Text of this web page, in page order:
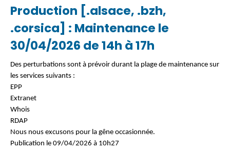
Production [.alsace, .bzh,
.corsica] : Maintenance le
30/04/2026 de 14h à 17h
Des perturbations sont à prévoir durant la plage de maintenance sur
les services suivants :
EPP
Extranet
Whois
RDAP
Nous nous excusons pour la gêne occasionnée.
Publication le 09/04/2026 à 10h27